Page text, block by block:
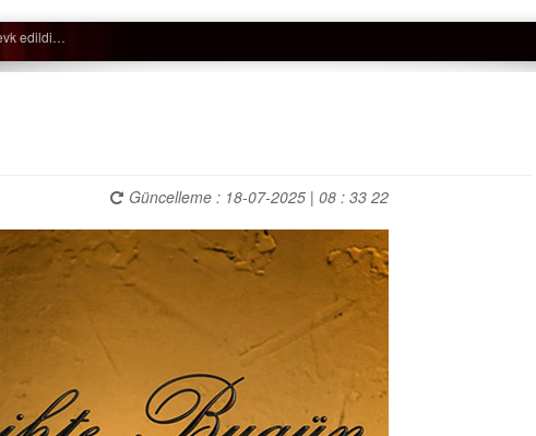
Güncelleme : 18-07-2025 | 08 : 33 22